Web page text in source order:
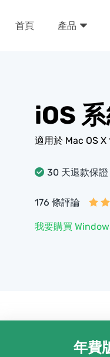
首頁 產品
iOS
適用於 Mac OS
30 天退款保證
176 條評論
我要購買
年費